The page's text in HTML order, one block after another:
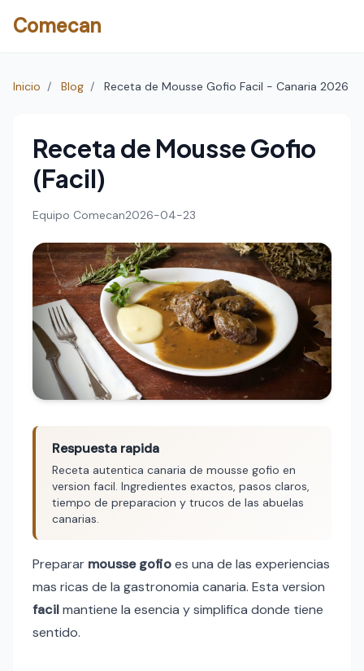
Comecan
Inicio / Blog / Receta de Mousse Gofio Facil - Canaria 2026
Receta de Mousse Gofio
(Facil)
Equipo Comecan2026-04-23
Respuesta rapida
Receta autentica canaria de mousse gofio en
version facil. Ingredientes exactos, pasos claros,
tiempo de preparacion y trucos de las abuelas
canarias.
Preparar mousse gofioes una de las experiencias
mas ricas de la gastronomia canaria. Esta version
facilmantiene la esencia y simplifica donde tiene
sentido.